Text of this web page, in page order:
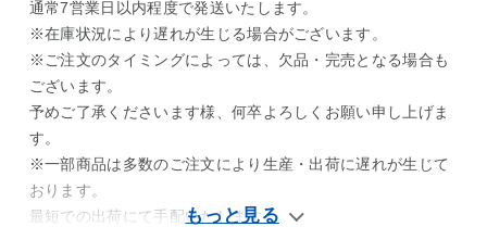
通常7営業日以内程度で発送いたします。
※在庫状況により遅れが生じる場合がございます。
※ご注文のタイミングによっては、欠品・完売となる場合も
ございます。
予めご了承くださいます様、何卒よろしくお願い申し上げま
す。
※一部商品は多数のご注文により生産・出荷に遅れが生じて
おります。
最短での出荷にて手配いたします。